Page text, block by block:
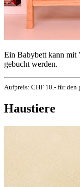
Ein Babybett kann mit
gebucht werden.
Aufpreis: CHF 10.- für den
Haustiere